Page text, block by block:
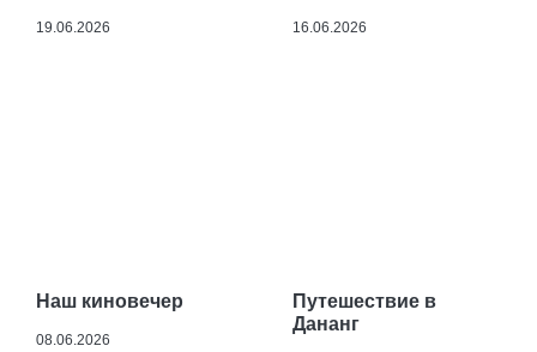
19.06.2026 16.06.2026
Наш киновечер
08.06.2026
Путешествие в
Дананг